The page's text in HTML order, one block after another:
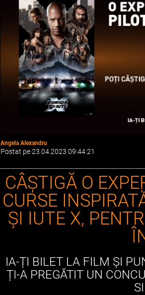
Angela Alexandru
Postat pe 23.04.2023 09:44:21
CÂȘTIGĂ O
CURSE
ȘI IUTE X,
IA-ȚI BILET LA FILM ȘI
ȚI-A PREGĂTIT UN